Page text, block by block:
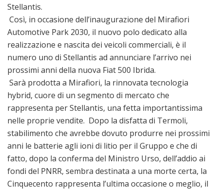
Stellantis.
Così, in occasione dell’inaugurazione del Mirafiori
Automotive Park 2030, il nuovo polo dedicato alla
realizzazione e nascita dei veicoli commerciali, è il
numero uno di Stellantis ad annunciare l’arrivo nei
prossimi anni della nuova Fiat 500 Ibrida.
Sarà prodotta a Mirafiori, la rinnovata tecnologia
hybrid, cuore di un segmento di mercato che
rappresenta per Stellantis, una fetta importantissima
nelle proprie vendite. Dopo la disfatta di Termoli,
stabilimento che avrebbe dovuto produrre nei prossimi
anni le batterie agli ioni di litio per il Gruppo e che di
fatto, dopo la conferma del Ministro Urso, dell’addio ai
fondi del PNRR, sembra destinata a una morte certa, la
Cinquecento rappresenta l’ultima occasione o meglio, il